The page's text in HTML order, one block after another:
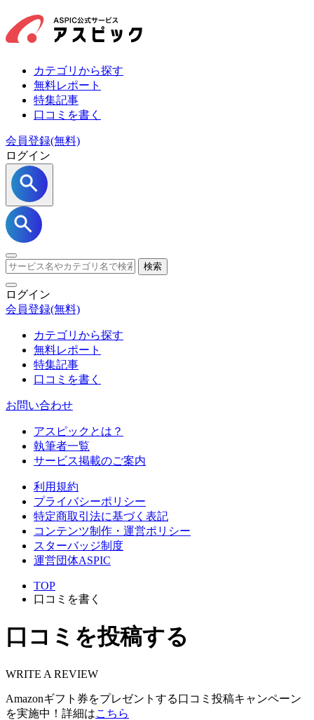
カテゴリから探す
無料レポート
特集記事
口コミを書く
会員登録(無料)
ログイン
検索
ログイン
会員登録(無料)
カテゴリから探す
無料レポート
特集記事
口コミを書く
お問い合わせ
アスピックとは？
執筆者一覧
サービス掲載のご案内
利用規約
プライバシーポリシー
特定商取引法に基づく表記
コンテンツ制作・運営ポリシー
スターバッジ制度
運営団体ASPIC
TOP
口コミを書く
口コミを投稿する
WRITE A REVIEW
Amazonギフト券をプレゼントする口コミ投稿キャンペーン
を実施中！詳細はこちら